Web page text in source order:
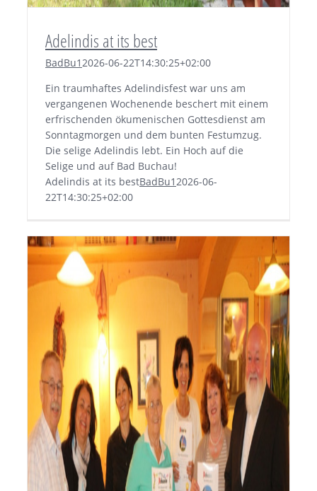
Adelindis at its best
BadBu12026-06-22T14:30:25+02:00
Ein traumhaftes Adelindisfest war uns am
vergangenen Wochenende beschert mit einem
erfrischenden ökumenischen Gottesdienst am
Sonntagmorgen und dem bunten Festumzug.
Die selige Adelindis lebt. Ein Hoch auf die
Selige und auf Bad Buchau!
Adelindis at its bestBadBu12026-06-
22T14:30:25+02:00